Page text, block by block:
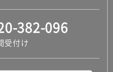
382-096
受付け